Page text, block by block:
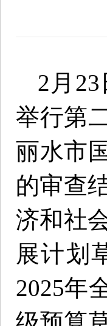
2月
举行第
丽水市
的审查
济和社
展计划
2025年